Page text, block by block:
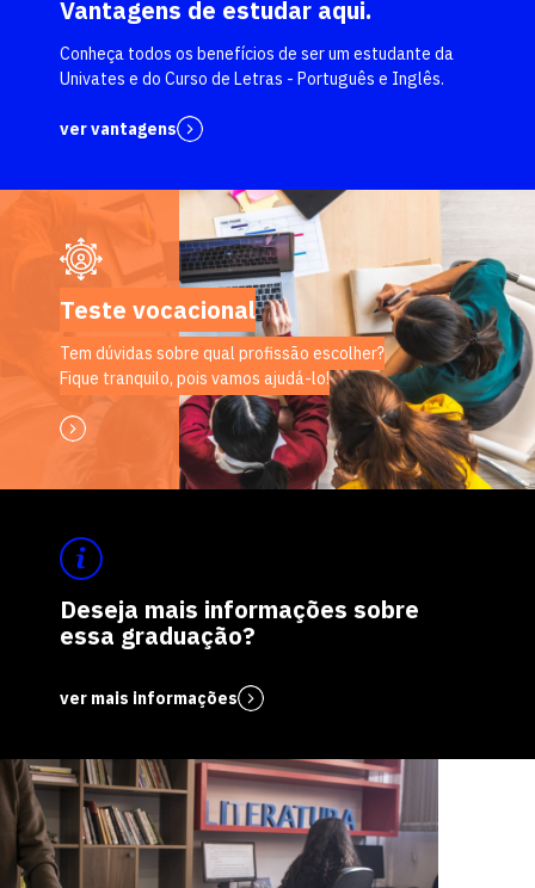
Vantagens de estudar aqui.
Conheça todos os benefícios de ser um estudante da
Univates e do Curso de Letras - Português e Inglês.
ver vantagens
Teste vocacional
Tem dúvidas sobre qual profissão escolher?
Fique tranquilo, pois vamos ajudá-lo!
Deseja mais informações sobre
essa graduação?
ver mais informações